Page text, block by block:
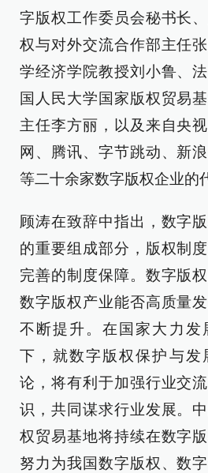
字版权工作委员会秘书长
权与对外交流合作部主任
学经济学院教授刘小鲁、
国人民大学国家版权贸易
主任李方丽，以及来自央
网、腾讯、字节跳动、新
等二十余家数字版权企业的
顾涛在致辞中指出，数字
的重要组成部分，版权制
完善的制度保障。数字版
数字版权产业能否高质量
不断提升。在国家大力发
下，就数字版权保护与发
论，将有利于加强行业交
识，共同谋求行业发展。
权贸易基地将持续在数字
努力为我国数字版权、数